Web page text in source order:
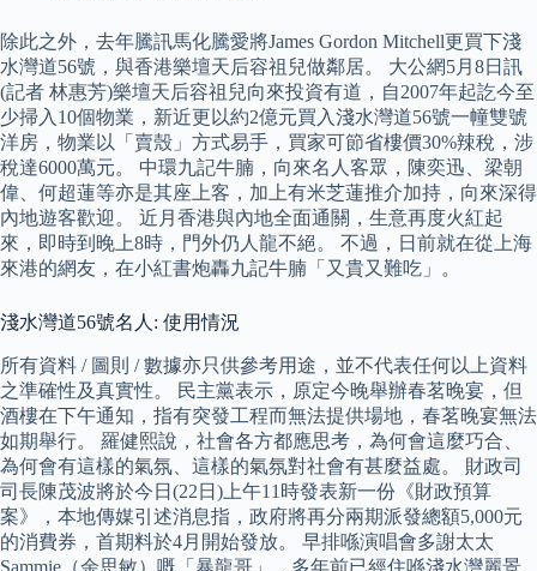
除此之外，去年騰訊馬化騰愛將James Gordon Mitchell更買下淺
水灣道56號，與香港樂壇天后容祖兒做鄰居。 大公網5月8日訊
(記者 林惠芳)樂壇天后容祖兒向來投資有道，自2007年起訖今至
少掃入10個物業，新近更以約2億元買入淺水灣道56號一幢雙號
洋房，物業以「賣殼」方式易手，買家可節省樓價30%辣稅，涉
稅達6000萬元。 中環九記牛腩，向來名人客眾，陳奕迅、梁朝
偉、何超蓮等亦是其座上客，加上有米芝蓮推介加持，向來深得
內地遊客歡迎。 近月香港與內地全面通關，生意再度火紅起
來，即時到晚上8時，門外仍人龍不絕。 不過，日前就在從上海
來港的網友，在小紅書炮轟九記牛腩「又貴又難吃」。
淺水灣道56號名人: 使用情況
所有資料 / 圖則 / 數據亦只供參考用途，並不代表任何以上資料
之準確性及真實性。 民主黨表示，原定今晚舉辦春茗晚宴，但
酒樓在下午通知，指有突發工程而無法提供場地，春茗晚宴無法
如期舉行。 羅健熙說，社會各方都應思考，為何會這麼巧合、
為何會有這樣的氣氛、這樣的氣氛對社會有甚麼益處。 財政司
司長陳茂波將於今日(22日)上午11時發表新一份《財政預算
案》，本地傳媒引述消息指，政府將再分兩期派發總額5,000元
的消費券，首期料於4月開始發放。 早排喺演唱會多謝太太
Sammie（余思敏）嘅「暴龍哥」，多年前已經住喺淺水灣麗景